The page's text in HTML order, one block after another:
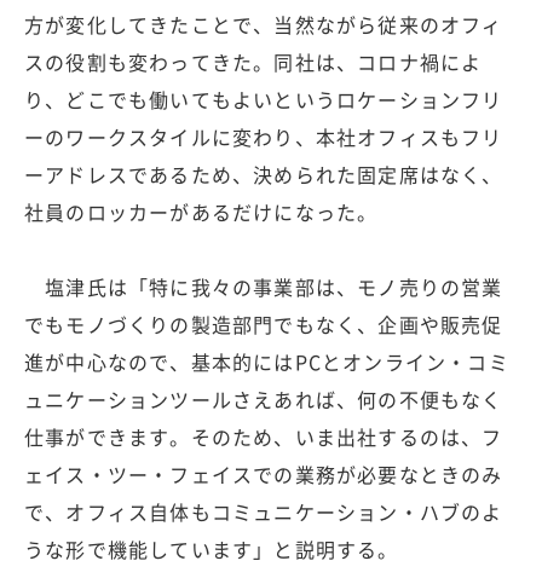
方が変化してきたことで、当然ながら従来のオフィ
スの役割も変わってきた。同社は、コロナ禍によ
り、どこでも働いてもよいというロケーションフリ
ーのワークスタイルに変わり、本社オフィスもフリ
ーアドレスであるため、決められた固定席はなく、
社員のロッカーがあるだけになった。
塩津氏は「特に我々の事業部は、モノ売りの営業
でもモノづくりの製造部門でもなく、企画や販売促
進が中心なので、基本的にはPCとオンライン・コミ
ュニケーションツールさえあれば、何の不便もなく
仕事ができます。そのため、いま出社するのは、フ
ェイス・ツー・フェイスでの業務が必要なときのみ
で、オフィス自体もコミュニケーション・ハブのよ
うな形で機能しています」と説明する。